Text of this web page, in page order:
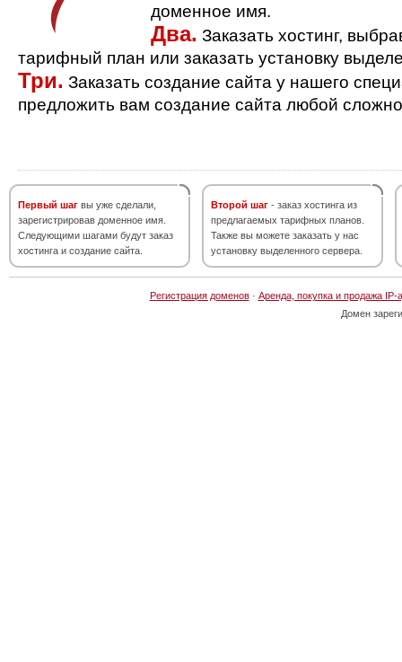
доменное имя.
Два. Заказать хостинг,
тарифный план или заказать установку
Три. Заказать создание сайта у нашего
предложить вам создание сайта любой
Первый шаг вы уже сделали,
зарегистрировав доменное имя.
Следующими шагами будут заказ
хостинга и создание сайта.
Второй шаг - заказ хостинга из
предлагаемых тарифных планов.
Также вы можете заказать у нас
установку выделенного сервера.
Регистрация доменов· Аренда, покупка и продажа IP-
Домен